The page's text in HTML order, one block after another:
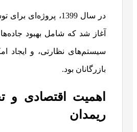
در سال 1399، پروژه‌ای
آغاز شد که شامل بهبود
سیستم‌های نظارتی، و ایجاد
بازرگانان بود.
اهمیت اقتصادی و
ریمدان